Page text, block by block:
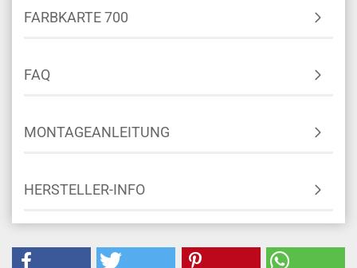
FARBKARTE 700
FAQ
MONTAGEANLEITUNG
HERSTELLER-INFO